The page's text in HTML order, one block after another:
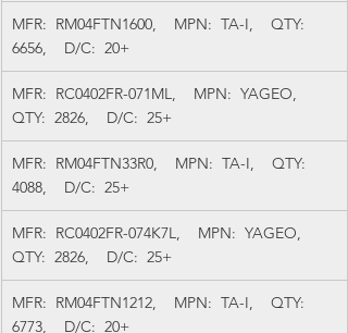
MFR:  RM04FTN1600,    MPN:  TA-I,    QTY:
6656,    D/C:  20+
MFR:  RC0402FR-071ML,    MPN:  YAGEO,
QTY:  2826,    D/C:  25+
MFR:  RM04FTN33R0,    MPN:  TA-I,    QTY:
4088,    D/C:  25+
MFR:  RC0402FR-074K7L,    MPN:  YAGEO,
QTY:  2826,    D/C:  25+
MFR:  RM04FTN1212,    MPN:  TA-I,    QTY:
6773,    D/C:  20+